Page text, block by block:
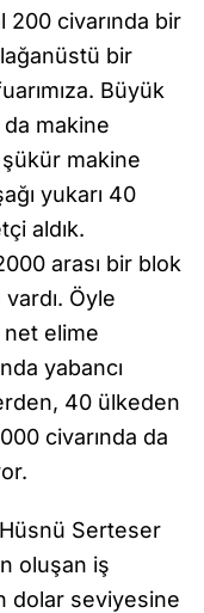
200 civarında bir
bir
Büyük
makine
makine
yukarı 40
aldık.
arası bir blok
Öyle
elime
yabancı
40 ülkeden
civarında da
Serteser
oluşan iş
dolar seviyesine